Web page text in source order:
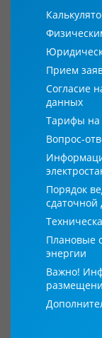
Прием
Согласие
данных
Тарифы на
Вопрос-
Порядок
сдаточной
Плановые
энергии
Важно!